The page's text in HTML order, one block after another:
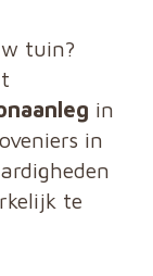
tuin?
in
in
te